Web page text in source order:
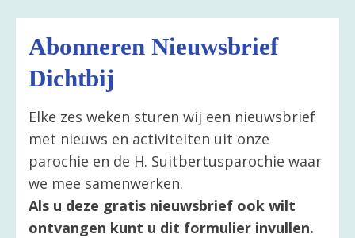
Abonneren Nieuwsbrief
Dichtbij
Elke zes weken sturen wij een nieuwsbrief
met nieuws en activiteiten uit onze
parochie en de H. Suitbertusparochie waar
we mee samenwerken.
Als u deze gratis nieuwsbrief ook wilt
ontvangen kunt u dit formulier invullen.